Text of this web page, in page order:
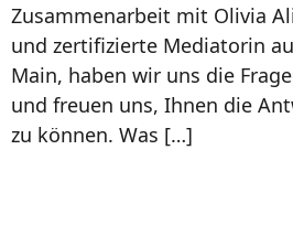
Zusammenarbeit mit Olivia
und zertifizierte Mediatorin
Main, haben wir uns die
und freuen uns, Ihnen die
zu können. Was […]